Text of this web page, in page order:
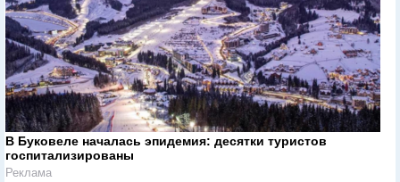
В Буковеле началась эпидемия: десятки туристов
госпитализированы
Реклама